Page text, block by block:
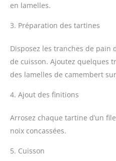
en lamelles.
3. Préparation des tartines
Disposez les tranches de pain
de cuisson. Ajoutez quelques
des lamelles de camembert
4. Ajout des finitions
Arrosez chaque tartine d’un
noix concassées.
5. Cuisson